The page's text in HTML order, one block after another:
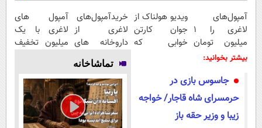
آمپول‌های
لاغری را ۱
میلیون تومان
ارزان‌تر از
ویدیو هولناک از
جوان کارتن
خوابی که
خریدآمپول‌های
لاغری از
داروخانه های
اطرافت، ارسال
فوری همراه با
پک یخ!
آمپول های
لاغری با یک
میلیون تخفیف
معتبر
بیشتر بخوانید:
جاسوس بازی در
حرمسرای شاه قاجار/ خواجه
زیبا و وزیر حقه باز
تماشاخانه